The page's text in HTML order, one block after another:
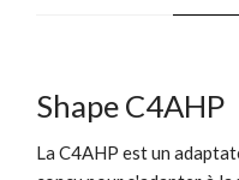
Shape C4AHP
La C4AHP est un